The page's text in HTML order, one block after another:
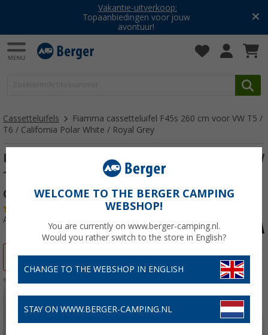
Vakantie-uitverkoop:
Topaanbiedingen voor jouw
avontuur!
Cassetteluifels
Fiamma cassetteluifel F45s 260 cm voor VW T5 /
T6 / California Polar White / Royal Grey
Fiamma cassetteluifel F45s 260 cm voor VW
T5 / T6 / California Polar White / Royal
Grey
Artikelnr: 546843
-26%
WELCOME TO THE BERGER CAMPING
WEBSHOP!
You are currently on www.berger-camping.nl.
Would you rather switch to the store in English?
CHANGE TO THE WEBSHOP IN ENGLISH
STAY ON WWW.BERGER-CAMPING.NL